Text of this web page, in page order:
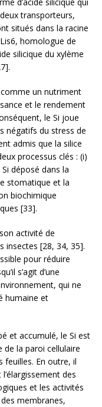
transporteurs,
situés dans la racine
homologue de
silicique du xylème
un nutriment
et le rendement
le Si joue
négatifs du stress de
admis que la silice
processus clés : (i)
déposé dans la
stomatique et la
biochimique
[33].
activité de
insectes [28, 34, 35].
pour réduire
s’agit d’une
qui ne
humaine et
et accumulé, le Si est
la paroi cellulaire
feuilles. En outre, il
des
et les activités
membranes,